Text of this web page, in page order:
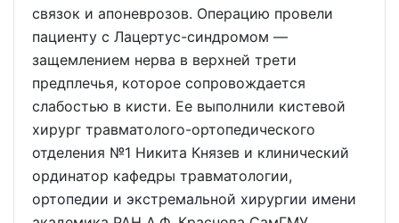
связок и апоневрозов. Операцию провели
пациенту с Лацертус-синдромом —
защемлением нерва в верхней трети
предплечья, которое сопровождается
слабостью в кисти. Ее выполнили кистевой
хирург травматолого-ортопедического
отделения №1 Никита Князев и клинический
ординатор кафедры травматологии,
ортопедии и экстремальной хирургии имени